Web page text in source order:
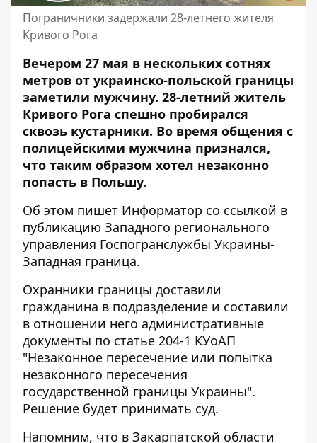
Пограничники задержали 28-летнего жителя
Кривого Рога
Вечером 27 мая в нескольких сотнях
метров от украинско-польской границы
заметили мужчину. 28-летний житель
Кривого Рога спешно пробирался
сквозь кустарники. Во время общения с
полицейскими мужчина признался,
что таким образом хотел незаконно
попасть в Польшу.
Об этом пишет Информатор со ссылкой в
публикацию Западного регионального
управления Госпогранслужбы Украины-
Западная граница.
Охранники границы доставили
гражданина в подразделение и составили
в отношении него административные
документы по статье 204-1 КУоАП
"Незаконное пересечение или попытка
незаконного пересечения
государственной границы Украины".
Решение будет принимать суд.
Напомним, что в Закарпатской области